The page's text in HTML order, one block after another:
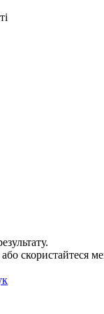
скористайтеся